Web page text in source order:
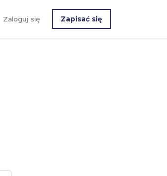
Zaloguj się Zapisać się